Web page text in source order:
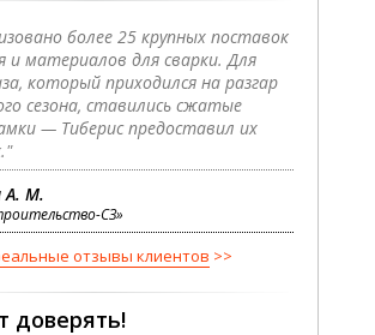
более 25 крупных поставок
и материалов для сварки. Для
который приходился на разгар
сезона, ставились сжатые
— Тиберис предоставил их
М.
СЗ»
отзывы клиентов
доверять!